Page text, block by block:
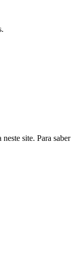
site. Para saber